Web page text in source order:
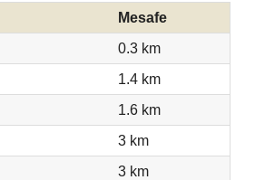
Mesafe
0.3 km
1.4 km
1.6 km
3 km
3 km